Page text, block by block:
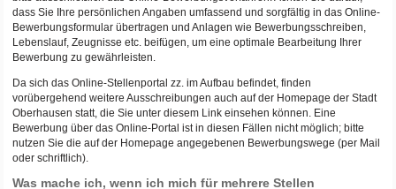
dass Sie Ihre persönlichen Angaben umfassend und sorgfältig in das Online-
Bewerbungsformular übertragen und Anlagen wie Bewerbungsschreiben,
Lebenslauf, Zeugnisse etc. beifügen, um eine optimale Bearbeitung Ihrer
Bewerbung zu gewährleisten.
Da sich das Online-Stellenportal zz. im Aufbau befindet, finden
vorübergehend weitere Ausschreibungen auch auf der Homepage der Stadt
Oberhausen statt, die Sie unter diesem Link einsehen können. Eine
Bewerbung über das Online-Portal ist in diesen Fällen nicht möglich; bitte
nutzen Sie die auf der Homepage angegebenen Bewerbungswege (per Mail
oder schriftlich).
Was mache ich, wenn ich mich für mehrere Stellen